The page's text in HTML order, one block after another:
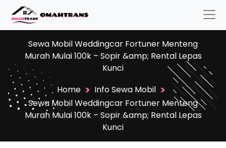
Sewa Mobil Weddingcar Fortuner Menteng
Murah Mulai 100k – Sopir &amp; Rental Lepas
Kunci
Home > Info Sewa Mobil >
Sewa Mobil Weddingcar Fortuner Menteng
Murah Mulai 100k – Sopir &amp; Rental Lepas
Kunci